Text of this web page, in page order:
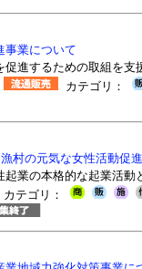
事業について
促進するための取組を支
カテゴリ：
村の元気な女性活動促
業の本格的な起業活動
カテゴリ：